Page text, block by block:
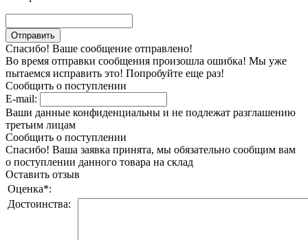
Спасибо! Ваше сообщение отправлено!
Во время отправки сообщения произошла ошибка! Мы уже
пытаемся исправить это! Попробуйте еще раз!
Сообщить о поступлении
E-mail:
Ваши данные конфиденциальны и не подлежат разглашению
третьим лицам
Сообщить о поступлении
Спасибо! Ваша заявка принята, мы обязательно сообщим вам
о поступлении данного товара на склад
Оставить отзыв
Оценка*:
Достоинства: